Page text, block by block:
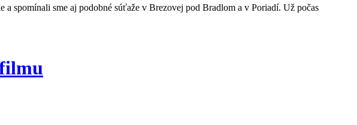
spomínali sme aj podobné súťaže v Brezovej pod Bradlom a v Poriadí. Už počas